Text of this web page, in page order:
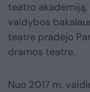
teatro akademiją,
vaidybos
teatre pradėjo
dramos teatre.
Nuo 2017 m.